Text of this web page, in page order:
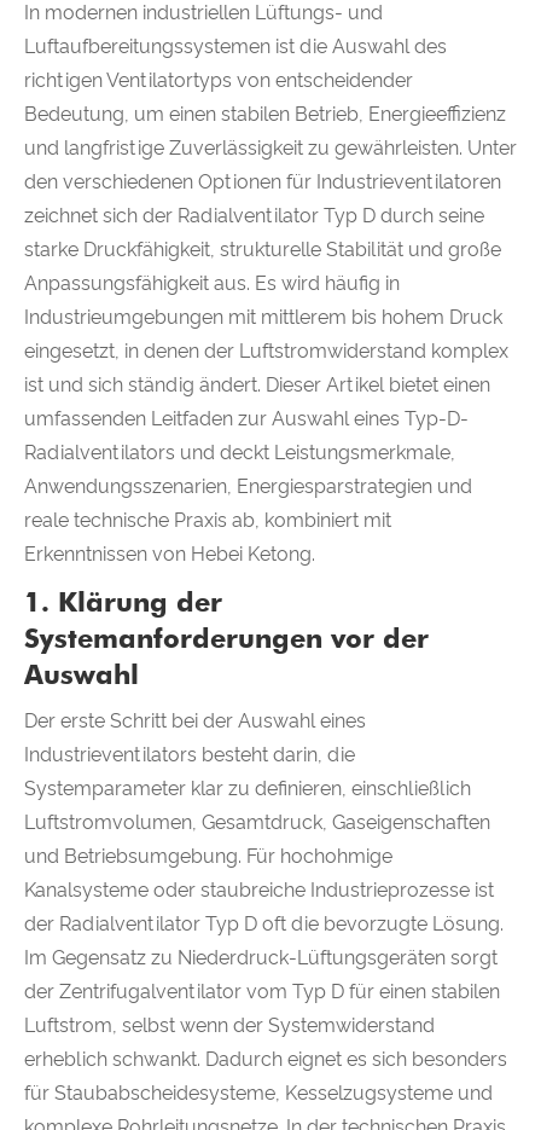
In modernen industriellen Lüftungs- und
Luftaufbereitungssystemen ist die Auswahl des
richtigen Ventilatortyps von entscheidender
Bedeutung, um einen stabilen Betrieb, Energieeffizienz
und langfristige Zuverlässigkeit zu gewährleisten. Unter
den verschiedenen Optionen für Industrieventilatoren
zeichnet sich der Radialventilator Typ D durch seine
starke Druckfähigkeit, strukturelle Stabilität und große
Anpassungsfähigkeit aus. Es wird häufig in
Industrieumgebungen mit mittlerem bis hohem Druck
eingesetzt, in denen der Luftstromwiderstand komplex
ist und sich ständig ändert. Dieser Artikel bietet einen
umfassenden Leitfaden zur Auswahl eines Typ-D-
Radialventilators und deckt Leistungsmerkmale,
Anwendungsszenarien, Energiesparstrategien und
reale technische Praxis ab, kombiniert mit
Erkenntnissen von Hebei Ketong.
1. Klärung der
Systemanforderungen vor der
Auswahl
Der erste Schritt bei der Auswahl eines
Industrieventilators besteht darin, die
Systemparameter klar zu definieren, einschließlich
Luftstromvolumen, Gesamtdruck, Gaseigenschaften
und Betriebsumgebung. Für hochohmige
Kanalsysteme oder staubreiche Industrieprozesse ist
der Radialventilator Typ D oft die bevorzugte Lösung.
Im Gegensatz zu Niederdruck-Lüftungsgeräten sorgt
der Zentrifugalventilator vom Typ D für einen stabilen
Luftstrom, selbst wenn der Systemwiderstand
erheblich schwankt. Dadurch eignet es sich besonders
für Staubabscheidesysteme, Kesselzugsysteme und